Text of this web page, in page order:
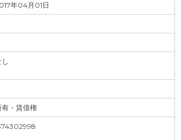
年04月01日
し
有・賃借権